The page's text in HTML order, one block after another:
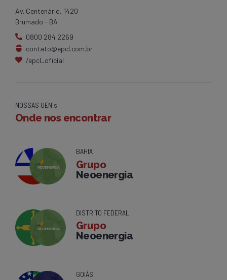
Av. Centenário, 1420
Brumado - BA
0800 284 2269
contato@epcl.com.br
/epcl_oficial
NOSSAS UEN's
Onde nos encontrar
BAHIA
Grupo
Neoenergia
DISTRITO FEDERAL
Grupo
Neoenergia
GOIÁS